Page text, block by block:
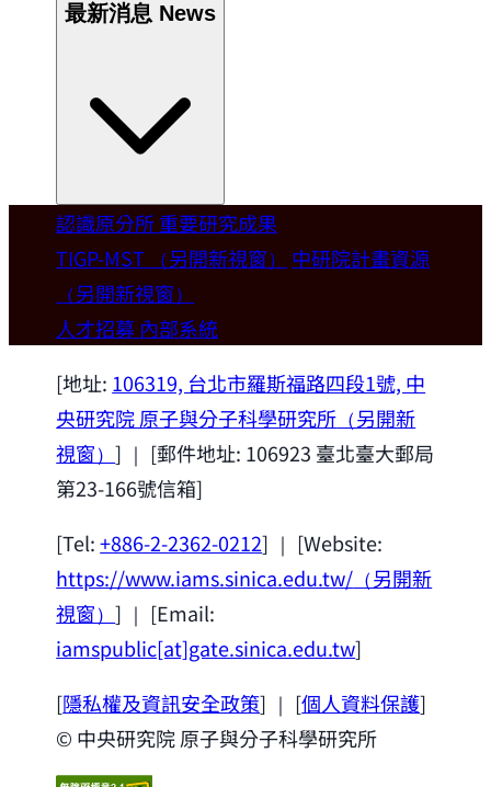
最新消息 News
Welcome
歡迎本所新聘合聘研究員陳俊維特聘教授
(國立台灣大學材料科學與工程學系)。
2026-07-14
認識原分所重要研究成果
TIGP-MST （另開新視窗）
中研院計畫資源
（另開新視窗）
人才招募 內部系統
[地址: 106319, 台北市羅斯福路四段1號, 中
央研究院 原子與分子科學研究所 （另開新
視窗）] ｜ [郵件地址: 106923 臺北臺大郵局
第23-166號信箱]
[Tel:+886-2-2362-0212] ｜ [Website:
https://www.iams.sinica.edu.tw/ （另開新
視窗）] ｜ [Email:
iamspublic[at]gate.sinica.edu.tw]
[隱私權及資訊安全政策] ｜ [個人資料保護]
© 中央研究院 原子與分子科學研究所